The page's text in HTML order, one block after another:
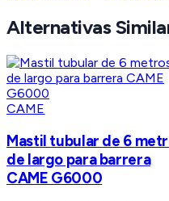
Alternativas
CAME
Mastil tubular de 6
de largo para barrera
CAME G6000